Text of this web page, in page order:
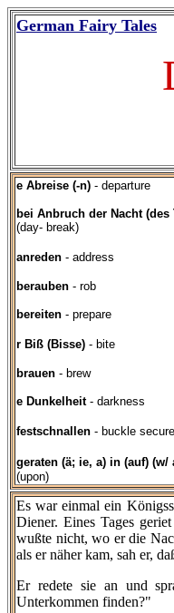
German Fairy Tales
e Abreise (-n) - departure
bei Anbruch der Nacht (des
(day- break)
anreden - address
berauben - rob
bereiten - prepare
r Biß (Bisse) - bite
brauen - brew
e Dunkelheit - darkness
festschnallen - buckle
geraten (ä; ie, a) in (auf) (w/
(upon)
Es war einmal ein
Diener. Eines Tages
wußte nicht, wo er die
als er näher kam, sah er,
Er redete sie an und
Unterkommen finden?"